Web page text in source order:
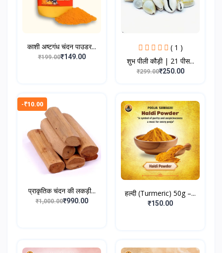
काशी अष्टगंध चंदन पाउडर...
₹199.00₹149.00
( 1 )
शुभ पीली कौड़ी | 21 पीस...
₹299.00₹250.00
-₹10.00
प्राकृतिक चंदन की लकड़ी...
₹1,000.00₹990.00
हल्दी (Turmeric) 50g –...
₹150.00